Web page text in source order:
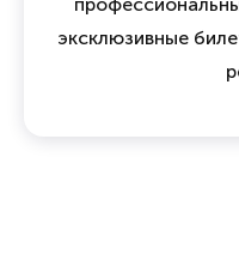
эксклюзивные